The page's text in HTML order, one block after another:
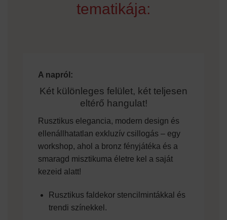
tematikája:
A napról:
Két különleges felület, két teljesen
eltérő hangulat!
Rusztikus elegancia, modern design és
ellenállhatatlan exkluzív csillogás – egy
workshop, ahol a bronz fényjátéka és a
smaragd misztikuma életre kel a saját
kezeid alatt!
Rusztikus faldekor stencilmintákkal és
trendi színekkel.